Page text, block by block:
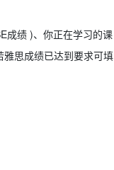
成绩 )、你正在学习的课
思成绩已达到要求可填